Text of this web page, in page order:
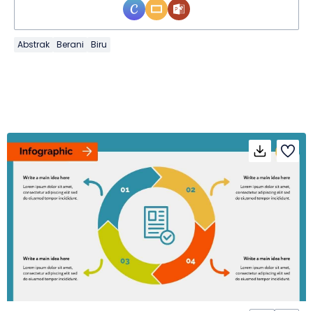
Abstrak Berani Biru